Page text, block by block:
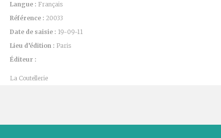
Langue : Français
Référence : 20033
Date de saisie : 19-09-11
Lieu d’édition : Paris
Éditeur :
La Coutellerie